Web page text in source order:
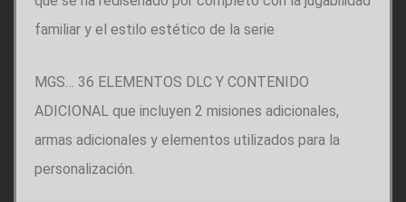
familiar y el estilo estético de la serie
MGS… 36 ELEMENTOS DLC Y CONTENIDO
ADICIONAL que incluyen 2 misiones adicionales,
armas adicionales y elementos utilizados para la
personalización.